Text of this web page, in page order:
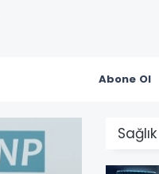
Abone Ol
Sağlık